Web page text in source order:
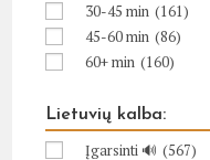
30-45 min (161)
45-60 min (86)
60+ min (160)
Lietuvių kalba:
Įgarsinti 🔊 (567)